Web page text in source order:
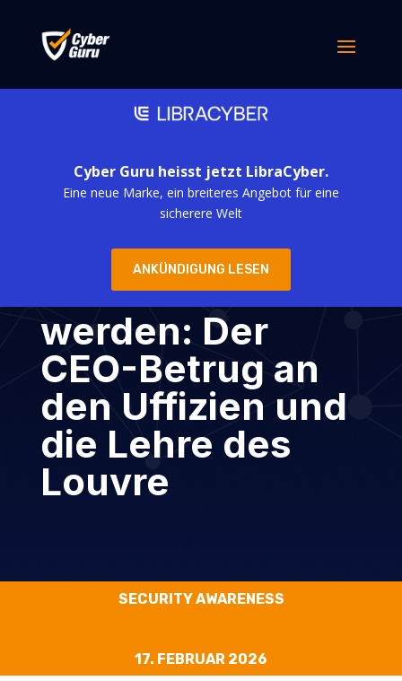
Cyber Guru heisst jetzt LibraCyber.
Eine neue Marke, ein breiteres Angebot für eine
sicherere Welt
ANKÜNDIGUNG LESEN
Meisterwerke
verwundbar
werden: Der
CEO-Betrug an
den Uffizien und
die Lehre des
Louvre
SECURITY AWARENESS
17. FEBRUAR 2026